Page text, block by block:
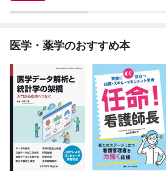
医学・薬学のおすすめ本